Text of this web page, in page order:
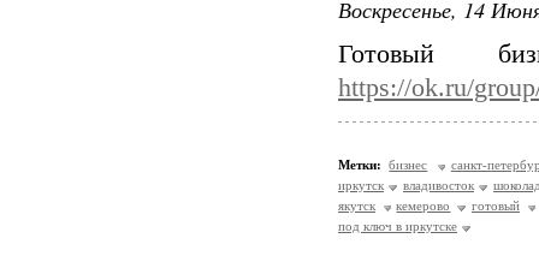
Воскресенье, 14
Готовый
https://ok.ru/
Метки: бизнес
санкт-
иркутск
владивосток
якутск
кемерово
готовый
под ключ в иркутске